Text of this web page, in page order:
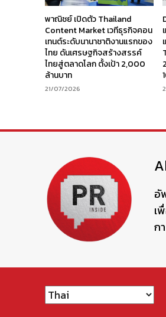
พาณิชย์ เปิดตัว Thailand
Content Market เวทีธุรกิจคอน
เทนต์ระดับนานาชาติงานแรกของ
ไทย ดันเศรษฐกิจสร้างสรรค์
ไทยสู่ตลาดโลก ตั้งเป้า 2,000
ล้านบาท
21/07/2026
อั
เ
ก